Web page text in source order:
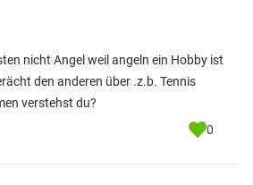
nicht Angel weil angeln ein Hobby ist
den anderen über .z.b. Tennis
verstehst du?
0